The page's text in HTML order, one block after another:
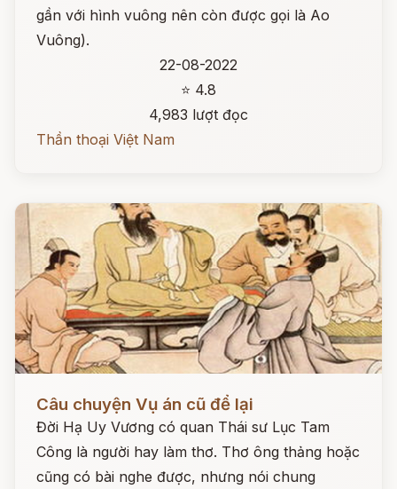
gần với hình vuông nên còn được gọi là Ao
Vuông).
22-08-2022
⭐ 4.8
4,983 lượt đọc
Thần thoại Việt Nam
Câu chuyện Vụ án cũ để lại
Đời Hạ Uy Vương có quan Thái sư Lục Tam
Công là người hay làm thơ. Thơ ông thảng hoặc
cũng có bài nghe được, nhưng nói chung